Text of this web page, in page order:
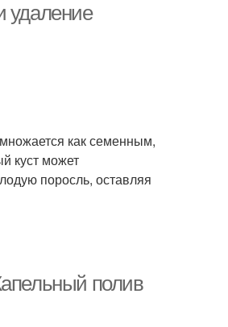
удаление
как семенным,
куст может
поросль, оставляя
полив